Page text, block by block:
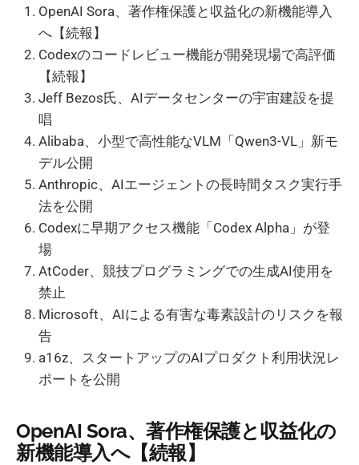
OpenAI Sora、著作権保護と収益化の新機能導入
へ【続報】
Codexのコードレビュー機能が開発現場で高評価
【続報】
Jeff Bezos氏、AIデータセンターの宇宙建設を提
唱
Alibaba、小型で高性能なVLM「Qwen3-VL」新モ
デル公開
Anthropic、AIエージェントの長時間タスク実行手
法を公開
Codexに早期アクセス機能「Codex Alpha」が登
場
AtCoder、競技プログラミングでの生成AI使用を
禁止
Microsoft、AIによる有害な毒素設計のリスクを報
告
a16z、スタートアップのAIプロダクト利用状況レ
ポートを公開
OpenAI Sora、著作権保護と収益化の
新機能導入へ【続報】